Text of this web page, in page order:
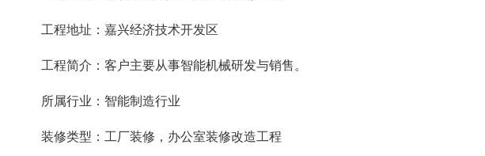
工程地址：嘉兴经济技术开发区
工程简介：客户主要从事智能机械研发与销售。
所属行业：智能制造行业
装修类型：工厂装修，办公室装修改造工程